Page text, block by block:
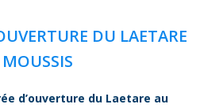
DU LAETARE
d’ouverture du Laetare au